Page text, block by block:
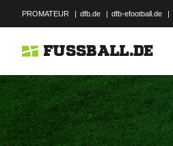
PROMATEUR | dfb.de | dfb-efootball.de |
FUSSBALL.DE